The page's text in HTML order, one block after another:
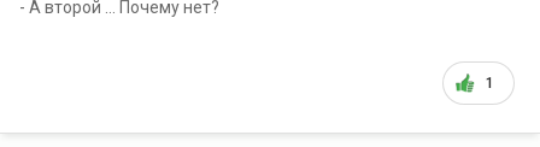
- А второй … Почему нет?
1